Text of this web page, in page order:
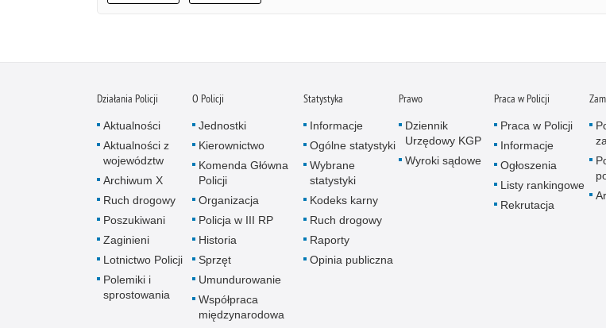
Działania Policji
Aktualności
Aktualności z
województw
Archiwum X
Ruch drogowy
Poszukiwani
Zaginieni
Lotnictwo Policji
Polemiki i
sprostowania
O Policji
Jednostki
Kierownictwo
Komenda Główna
Policji
Organizacja
Policja w III RP
Historia
Sprzęt
Umundurowanie
Współpraca
międzynarodowa
Statystyka
Informacje
Ogólne statystyki
Wybrane
statystyki
Kodeks karny
Ruch drogowy
Raporty
Opinia publiczna
Prawo
Dziennik
Urzędowy KGP
Wyroki sądowe
Praca w Policji
Praca w Policji
Informacje
Ogłoszenia
Listy rankingowe
Rekrutacja